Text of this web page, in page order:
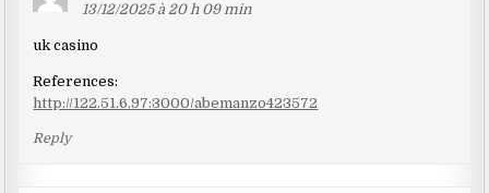
13/12/2025 à 20 h 09 min
uk casino
References:
http://122.51.6.97:3000/abemanzo423572
Reply